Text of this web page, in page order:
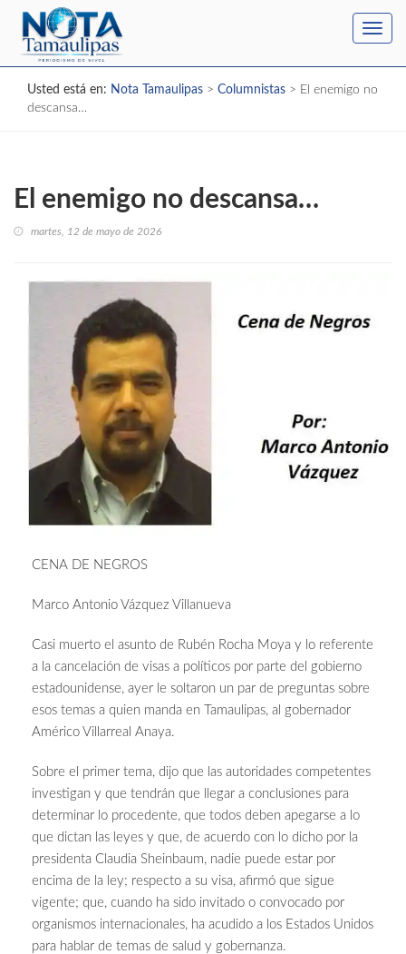
Usted está en: Nota Tamaulipas > Columnistas > El enemigo no
descansa…
El enemigo no descansa…
martes, 12 de mayo de 2026
CENA DE NEGROS
Marco Antonio Vázquez Villanueva
Casi muerto el asunto de Rubén Rocha Moya y lo referente
a la cancelación de visas a políticos por parte del gobierno
estadounidense, ayer le soltaron un par de preguntas sobre
esos temas a quien manda en Tamaulipas, al gobernador
Américo Villarreal Anaya.
Sobre el primer tema, dijo que las autoridades competentes
investigan y que tendrán que llegar a conclusiones para
determinar lo procedente, que todos deben apegarse a lo
que dictan las leyes y que, de acuerdo con lo dicho por la
presidenta Claudia Sheinbaum, nadie puede estar por
encima de la ley; respecto a su visa, afirmó que sigue
vigente; que, cuando ha sido invitado o convocado por
organismos internacionales, ha acudido a los Estados Unidos
para hablar de temas de salud y gobernanza.